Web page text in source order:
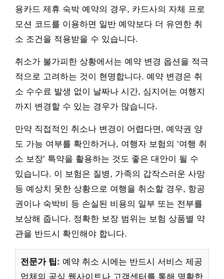
용카드 제휴 숙박 예약의 경우, 카드사의 자체 프로
모션 코드를 이용하면 일반 예약보다 더 유연한 취
소 조건을 적용받을 수 있습니다.
취소가 불가피한 상황에서는 예약 변경 옵션을 적극
적으로 고려하는 것이 현명합니다. 예약 변경은 취
소 수수료 발생 없이 날짜나 시간, 심지어는 여행지
까지 변경할 수 있는 경우가 많습니다.
만약 직접적인 취소나 변경이 어렵다면, 예약권 양
도 가능 여부를 확인하거나, 여행자 보험의 ‘여행 취
소 보장’ 특약을 활용하는 것도 좋은 대안이 될 수
있습니다. 이 보험은 질병, 가족의 갑작스러운 사망
등 예상치 못한 상황으로 여행을 취소할 경우, 항공
권이나 숙박비 등 손실된 비용의 일부 또는 전부를
보상해 줍니다. 정확한 보장 범위는 보험 상품별 약
관을 반드시 확인해야 합니다.
전문가 팁: 예약 취소 시에는 반드시 서비스 제공
업체의 공식 웹사이트나 고객센터를 통해 명확한